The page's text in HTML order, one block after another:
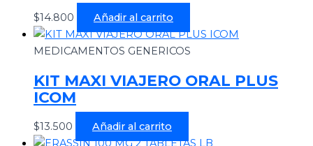
$14.800 Añadir al carrito
MEDICAMENTOS GENERICOS
KIT MAXI VIAJERO ORAL PLUS
ICOM
$13.500 Añadir al carrito